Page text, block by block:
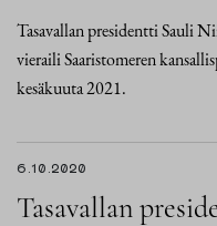
Tasavallan presidentti Sauli
vieraili Saaristomeren
kesäkuuta 2021.
6.10.2020
Tasavallan